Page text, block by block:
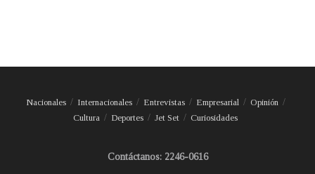
Nacionales Internacionales Entrevistas Empresarial
Opinión
Cultura
Deportes Jet Set Curiosidades
Contáctanos: 2246-0616